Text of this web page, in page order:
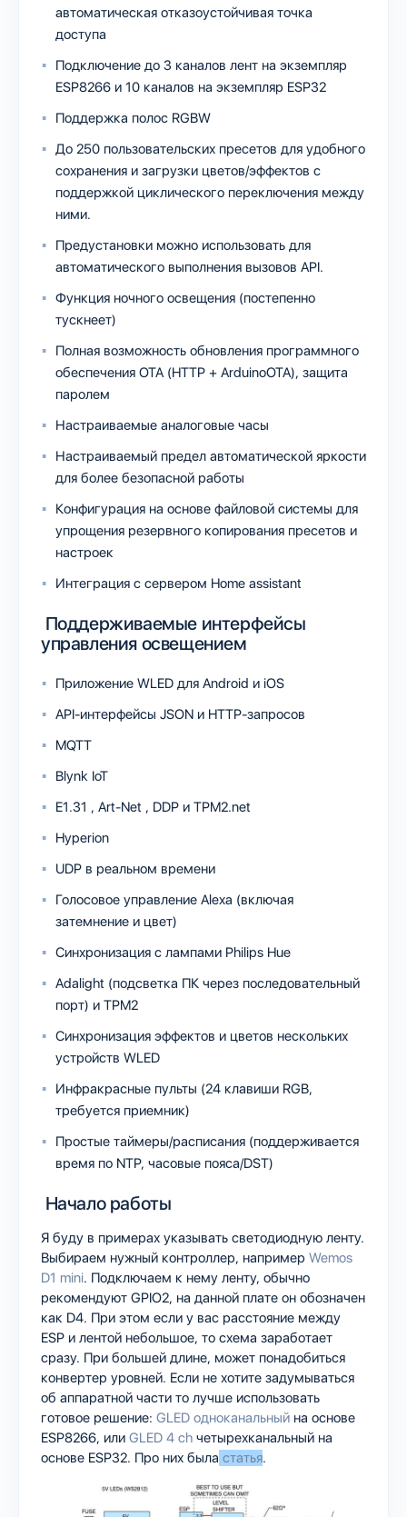
автоматическая отказоустойчивая точка
доступа
Подключение до 3 каналов лент на экземпляр
ESP8266 и 10 каналов на экземпляр ESP32
Поддержка полос RGBW
До 250 пользовательских пресетов для удобного
сохранения и загрузки цветов/эффектов с
поддержкой циклического переключения между
ними.
Предустановки можно использовать для
автоматического выполнения вызовов API.
Функция ночного освещения (постепенно
тускнеет)
Полная возможность обновления программного
обеспечения OTA (HTTP + ArduinoOTA), защита
паролем
Настраиваемые аналоговые часы
Настраиваемый предел автоматической яркости
для более безопасной работы
Конфигурация на основе файловой системы для
упрощения резервного копирования пресетов и
настроек
Интеграция с сервером Home assistant
Поддерживаемые интерфейсы
управления освещением
Приложение WLED для Android и iOS
API-интерфейсы JSON и HTTP-запросов
MQTT
Blynk IoT
E1.31 , Art-Net , DDP и TPM2.net
Hyperion
UDP в реальном времени
Голосовое управление Alexa (включая
затемнение и цвет)
Синхронизация с лампами Philips Hue
Adalight (подсветка ПК через последовательный
порт) и TPM2
Синхронизация эффектов и цветов нескольких
устройств WLED
Инфракрасные пульты (24 клавиши RGB,
требуется приемник)
Простые таймеры/расписания (поддерживается
время по NTP, часовые пояса/DST)
Начало работы
Я буду в примерах указывать светодиодную ленту.
Выбираем нужный контроллер, например Wemos
D1 mini. Подключаем к нему ленту, обычно
рекомендуют GPIO2, на данной плате он обозначен
как D4. При этом если у вас расстояние между
ESP и лентой небольшое, то схема заработает
сразу. При большей длине, может понадобиться
конвертер уровней. Если не хотите задумываться
об аппаратной части то лучше использовать
готовое решение: GLED одноканальный на основе
ESP8266, или GLED 4 ch четырехканальный на
основе ESP32. Про них была статья.